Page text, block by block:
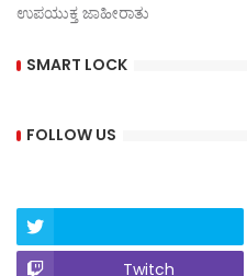
ಉಪಯುಕ್ತ ಜಾಹೀರಾತು
SMART LOCK
FOLLOW US
Twitch